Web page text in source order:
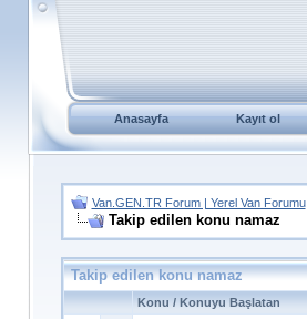
Anasayfa Kayıt ol
Van.GEN.TR Forum | Yerel Van Forumu
Takip edilen konu namaz
Takip edilen konu namaz
Konu / Konuyu Başlatan